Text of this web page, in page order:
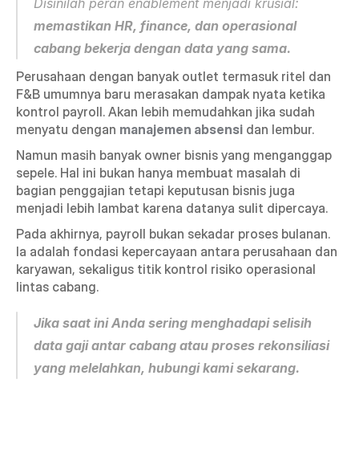
memastikan HR, finance, dan operasional
cabang bekerja dengan data yang sama.
Perusahaan dengan banyak outlet termasuk ritel dan
F&B umumnya baru merasakan dampak nyata ketika
kontrol payroll. Akan lebih memudahkan jika sudah
menyatu dengan manajemen absensi dan lembur.
Namun masih banyak owner bisnis yang menganggap
sepele. Hal ini bukan hanya membuat masalah di
bagian penggajian tetapi keputusan bisnis juga
menjadi lebih lambat karena datanya sulit dipercaya.
Pada akhirnya, payroll bukan sekadar proses bulanan.
Ia adalah fondasi kepercayaan antara perusahaan dan
karyawan, sekaligus titik kontrol risiko operasional
lintas cabang.
Jika saat ini Anda sering menghadapi selisih
data gaji antar cabang atau proses rekonsiliasi
yang melelahkan, hubungi kami sekarang.